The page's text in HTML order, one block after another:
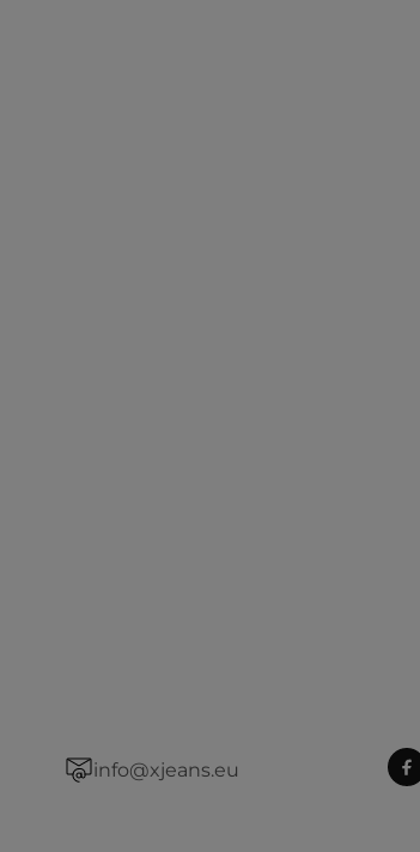
info@xjeans.eu